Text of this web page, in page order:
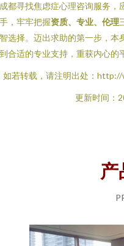
都寻找焦虑症心理咨询服务，
，牢牢把握资质、专业、伦理
选择。迈出求助的第一步，本
合适的专业支持，重获内心的
如若转载，请注明出处：
更新时间：
产